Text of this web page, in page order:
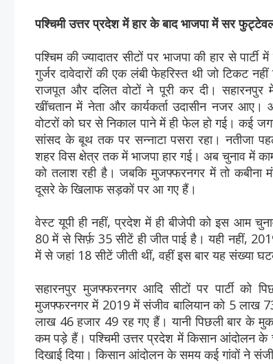
पश्चिमी उत्तर प्रदेश में हार के बाद भाजपा में सर
पश्चिम की ज्यादातर सीटों पर भाजपा की हार से
गुर्जर दावेदारों की एक लंबी फेहरिस्त थी जो टिकट
राजपूत और दलित वोटों ने पूरी कर दी। सहारनपुर
खींचतान में नेता और कार्यकर्ता उदासीन नजर आए।
वोटरों को घर से निकाल पाने में ही फेल हो गई। कई
सांसद के बूथ तक पर सन्नाटा पसरा रहा। नतीजा
शहर विस क्षेत्र तक में भाजपा हार गई। अब चुनाव में
को तलाश रही है। जबकि मुजफ्फरनगर में तो कबीना
दूसरे के खिलाफ सड़कों पर आ गए हैं।
वेस्ट यूपी ही नहीं, प्रदेश में ही बीजेपी को इस आम
80 में से सिर्फ़ 35 सीटें ही जीत पाई है। यही नहीं,
में से जहां 18 सीटें जीती थीं, वहीं इस बार यह संख्या
सहारनपुर मुजफ्फरनगर आदि सीटों पर पार्टी को
मुजफ्फरनगर में 2019 में संजीव बालियान को 5 लाख
लाख 46 हजार 49 रह गए हैं। यानी पिछली बार के
कम पड़े हैं। पश्चिमी उत्तर प्रदेश में किसान आंदोलन के
दिखाई दिया। किसान आंदोलन के समय कई गांवों ने